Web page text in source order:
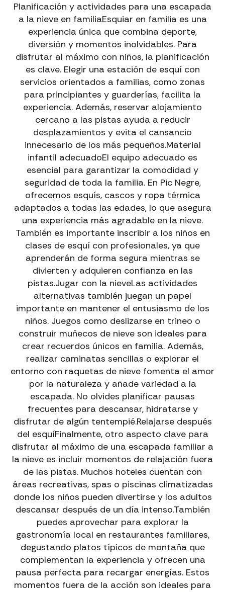
Planificación y actividades para una escapada
a la nieve en familiaEsquiar en familia es una
experiencia única que combina deporte,
diversión y momentos inolvidables. Para
disfrutar al máximo con niños, la planificación
es clave. Elegir una estación de esquí con
servicios orientados a familias, como zonas
para principiantes y guarderías, facilita la
experiencia. Además, reservar alojamiento
cercano a las pistas ayuda a reducir
desplazamientos y evita el cansancio
innecesario de los más pequeños.Material
infantil adecuadoEl equipo adecuado es
esencial para garantizar la comodidad y
seguridad de toda la familia. En Pic Negre,
ofrecemos esquís, cascos y ropa térmica
adaptados a todas las edades, lo que asegura
una experiencia más agradable en la nieve.
También es importante inscribir a los niños en
clases de esquí con profesionales, ya que
aprenderán de forma segura mientras se
divierten y adquieren confianza en las
pistas.Jugar con la nieveLas actividades
alternativas también juegan un papel
importante en mantener el entusiasmo de los
niños. Juegos como deslizarse en trineo o
construir muñecos de nieve son ideales para
crear recuerdos únicos en familia. Además,
realizar caminatas sencillas o explorar el
entorno con raquetas de nieve fomenta el amor
por la naturaleza y añade variedad a la
escapada. No olvides planificar pausas
frecuentes para descansar, hidratarse y
disfrutar de algún tentempié.Relajarse después
del esquíFinalmente, otro aspecto clave para
disfrutar al máximo de una escapada familiar a
la nieve es incluir momentos de relajación fuera
de las pistas. Muchos hoteles cuentan con
áreas recreativas, spas o piscinas climatizadas
donde los niños pueden divertirse y los adultos
descansar después de un día intenso.También
puedes aprovechar para explorar la
gastronomía local en restaurantes familiares,
degustando platos típicos de montaña que
complementan la experiencia y ofrecen una
pausa perfecta para recargar energías. Estos
momentos fuera de la acción son ideales para